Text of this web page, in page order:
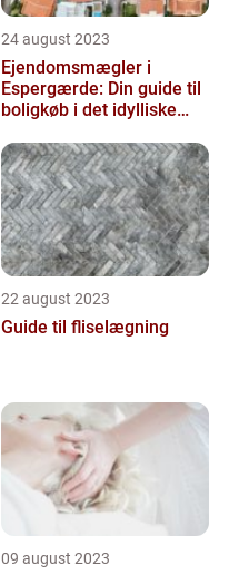
24 august 2023
Ejendomsmægler i
Espergærde: Din guide til
boligkøb i det idylliske
22 august 2023
Guide til fliselægning
09 august 2023